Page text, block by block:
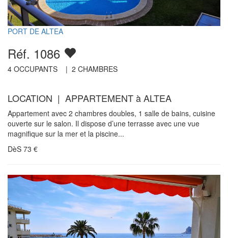
PORT DE ALTEA
Réf. 1086
4 OCCUPANTS | 2 CHAMBRES
LOCATION | APPARTEMENT à ALTEA
Appartement avec 2 chambres doubles, 1 salle de bains, cuisine
ouverte sur le salon. Il dispose d’une terrasse avec une vue
magnifique sur la mer et la piscine...
DèS 73 €